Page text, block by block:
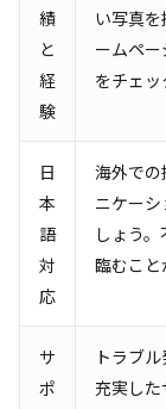
績
と
経
験
い写真
ームペ
をチェッ
日
本
語
対
応
海外での
ニケー
しょう
臨むこと
サ
ポ
トラブ
充実し